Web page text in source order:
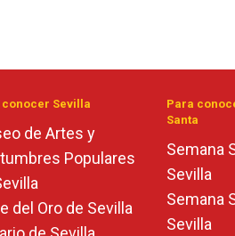
conocer Sevilla
de Artes y
Populares
del Oro de Sevilla
Para
Santa
Semana
Sevilla
Semana
Sevilla